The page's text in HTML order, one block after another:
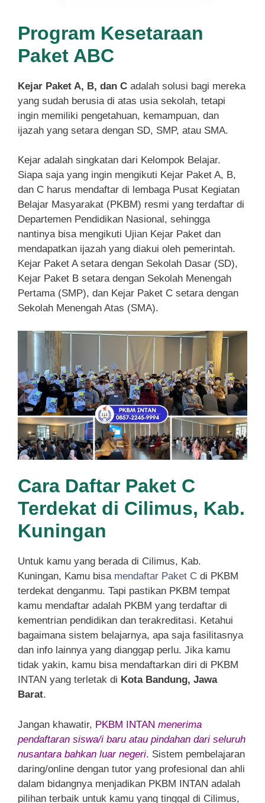
Program Kesetaraan
Paket ABC
Kejar Paket A, B, dan C adalah solusi bagi mereka
yang sudah berusia di atas usia sekolah, tetapi
ingin memiliki pengetahuan, kemampuan, dan
ijazah yang setara dengan SD, SMP, atau SMA.
Kejar adalah singkatan dari Kelompok Belajar.
Siapa saja yang ingin mengikuti Kejar Paket A, B,
dan C harus mendaftar di lembaga Pusat Kegiatan
Belajar Masyarakat (PKBM) resmi yang terdaftar di
Departemen Pendidikan Nasional, sehingga
nantinya bisa mengikuti Ujian Kejar Paket dan
mendapatkan ijazah yang diakui oleh pemerintah.
Kejar Paket A setara dengan Sekolah Dasar (SD),
Kejar Paket B setara dengan Sekolah Menengah
Pertama (SMP), dan Kejar Paket C setara dengan
Sekolah Menengah Atas (SMA).
Cara Daftar Paket C
Terdekat di Cilimus, Kab.
Kuningan
Untuk kamu yang berada di Cilimus, Kab.
Kuningan, Kamu bisa mendaftar Paket C di PKBM
terdekat denganmu. Tapi pastikan PKBM tempat
kamu mendaftar adalah PKBM yang terdaftar di
kementrian pendidikan dan terakreditasi. Ketahui
bagaimana sistem belajarnya, apa saja fasilitasnya
dan info lainnya yang dianggap perlu. Jika kamu
tidak yakin, kamu bisa mendaftarkan diri di PKBM
INTAN yang terletak di Kota Bandung, Jawa
Barat.
Jangan khawatir, PKBM INTAN menerima
pendaftaran siswa/i baru atau pindahan dari seluruh
nusantara bahkan luar negeri. Sistem pembelajaran
daring/online dengan tutor yang profesional dan ahli
dalam bidangnya menjadikan PKBM INTAN adalah
pilihan terbaik untuk kamu yang tinggal di Cilimus,